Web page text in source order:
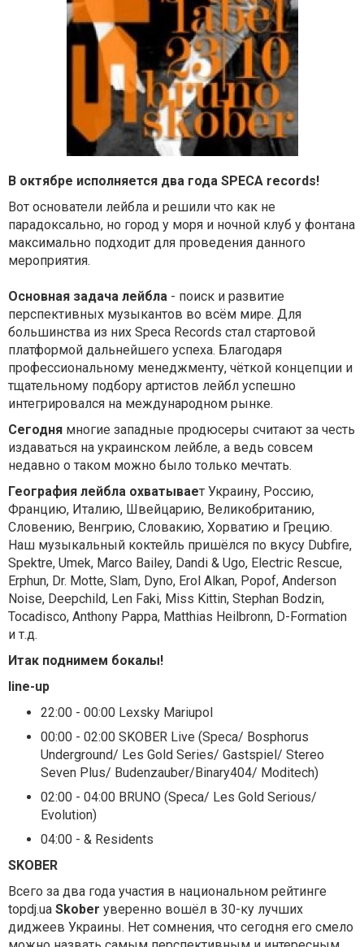
В октябре исполняется два года SPECA records!
Вот основатели лейбла и решили что как не
парадоксально, но город у моря и ночной клуб у фонтана
максимально подходит для проведения данного
мероприятия.
Основная задача лейбла - поиск и развитие
перспективных музыкантов во всём мире. Для
большинства из них Speca Records стал стартовой
платформой дальнейшего успеха. Благодаря
профессиональному менеджменту, чёткой концепции и
тщательному подбору артистов лейбл успешно
интегрировался на международном рынке.
Сегодня многие западные продюсеры считают за честь
издаваться на украинском лейбле, а ведь совсем
недавно о таком можно было только мечтать.
География лейбла охватывает Украину, Россию,
Францию, Италию, Швейцарию, Великобританию,
Словению, Венгрию, Словакию, Хорватию и Грецию.
Наш музыкальный коктейль пришёлся по вкусу Dubfire,
Spektre, Umek, Marco Bailey, Dandi & Ugo, Electric Rescue,
Erphun, Dr. Motte, Slam, Dyno, Erol Alkan, Popof, Anderson
Noise, Deepchild, Len Faki, Miss Kittin, Stephan Bodzin,
Tocadisco, Anthony Pappa, Matthias Heilbronn, D-Formation
и т.д.
Итак поднимем бокалы!
line-up
22:00 - 00:00 Lexsky Mariupol
00:00 - 02:00 SKOBER Live (Speca/ Bosphorus
Underground/ Les Gold Series/ Gastspiel/ Stereo
Seven Plus/ Budenzauber/Binary404/ Moditech)
02:00 - 04:00 BRUNO (Speca/ Les Gold Serious/
Evolution)
04:00 - & Residents
SKOBER
Всего за два года участия в национальном рейтинге
topdj.ua Skober уверенно вошёл в 30-ку лучших
диджеев Украины. Нет сомнения, что сегодня его смело